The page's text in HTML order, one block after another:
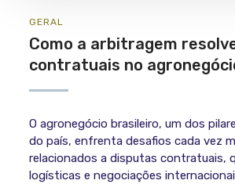
GERAL
Como a arbitragem
contratuais no
O agronegócio brasileiro, um dos
do país, enfrenta desafios cada vez
relacionados a disputas contratuais,
logísticas e negociações